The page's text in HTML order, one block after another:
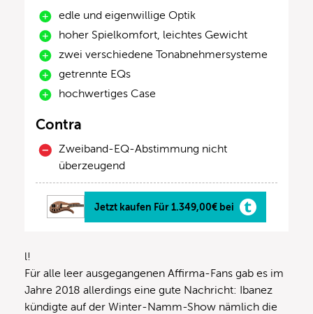
edle und eigenwillige Optik
hoher Spielkomfort, leichtes Gewicht
zwei verschiedene Tonabnehmersysteme
getrennte EQs
hochwertiges Case
Contra
Zweiband-EQ-Abstimmung nicht
überzeugend
Jetzt kaufen Für 1.349,00€ bei
l!
Für alle leer ausgegangenen Affirma-Fans gab es im
Jahre 2018 allerdings eine gute Nachricht: Ibanez
kündigte auf der Winter-Namm-Show nämlich die